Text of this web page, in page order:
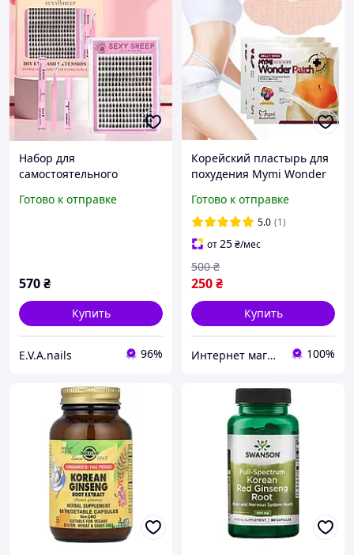
Набор для
самостоятельного
SexySheep с корейским
Готово к отправке
570₴
Купить
E.V.A.nails 96%
Корейский пластырь для
похудения Mymi Wonder
Жиросжигающие патчи
для живота PCT
Готово к отправке
5.0 (1)
от25₴/мес
250₴
500 ₴
Купить
Интернет магазин «Electro Dream» 🛒 Компетентность! Качество товара! Быстрая отправка! ✅ 100%